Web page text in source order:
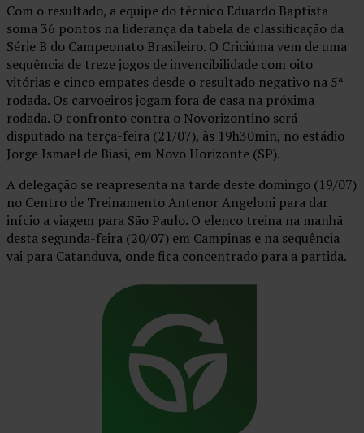
Com o resultado, a equipe do técnico Eduardo Baptista
soma 36 pontos na liderança da tabela de classificação da
Série B do Campeonato Brasileiro. O Criciúma vem de uma
sequência de treze jogos de invencibilidade com oito
vitórias e cinco empates desde o resultado negativo na 5ª
rodada. Os carvoeiros jogam fora de casa na próxima
rodada. O confronto contra o Novorizontino será
disputado na terça-feira (21/07), às 19h30min, no estádio
Jorge Ismael de Biasi, em Novo Horizonte (SP).
A delegação se reapresenta na tarde deste domingo (19/07)
no Centro de Treinamento Antenor Angeloni para dar
início a viagem para São Paulo. O elenco treina na manhã
desta segunda-feira (20/07) em Campinas e na sequência
vai para Catanduva, onde fica concentrado para a partida.